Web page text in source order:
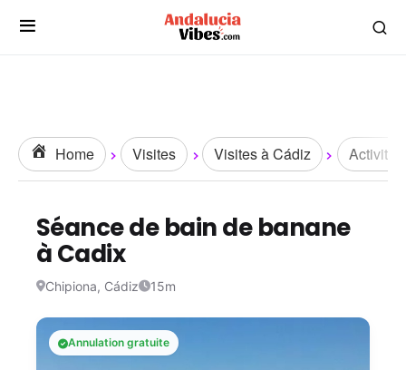
Home Visites Visites à Cádiz
Séance de bain de banane
à Cadix
Chipiona, Cádiz 15m
Annulation gratuite